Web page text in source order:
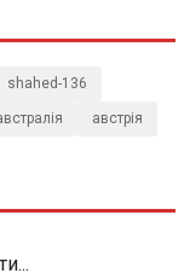
shahed-136
австрія